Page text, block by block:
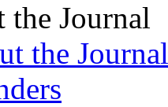
the Journal
the Journal